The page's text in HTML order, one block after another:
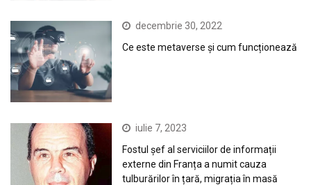
decembrie 30, 2022
Ce este metaverse și cum funcționează
iulie 7, 2023
Fostul șef al serviciilor de informații
externe din Franța a numit cauza
tulburărilor în țară, migrația în masă